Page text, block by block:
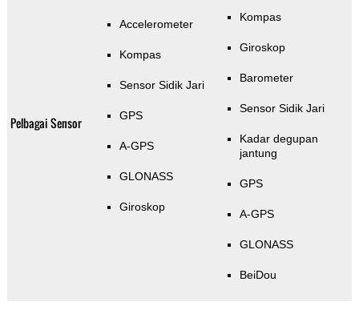
Pelbagai Sensor
Accelerometer
Kompas
Sensor Sidik Jari
GPS
A-GPS
GLONASS
Giroskop
Kompas
Giroskop
Barometer
Sensor Sidik Jari
Kadar degupan
jantung
GPS
A-GPS
GLONASS
BeiDou